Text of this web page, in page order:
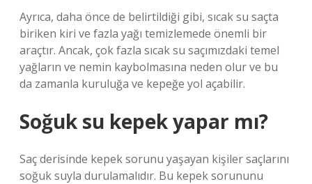
Ayrıca, daha önce de belirtildiği gibi, sıcak su saçta
biriken kiri ve fazla yağı temizlemede önemli bir
araçtır. Ancak, çok fazla sıcak su saçımızdaki temel
yağların ve nemin kaybolmasına neden olur ve bu
da zamanla kuruluğa ve kepeğe yol açabilir.
Soğuk su kepek yapar mı?
Saç derisinde kepek sorunu yaşayan kişiler saçlarını
soğuk suyla durulamalıdır. Bu kepek sorununu